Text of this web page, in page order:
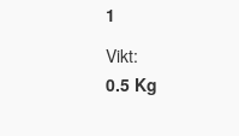
1
Vikt:
0.5 Kg